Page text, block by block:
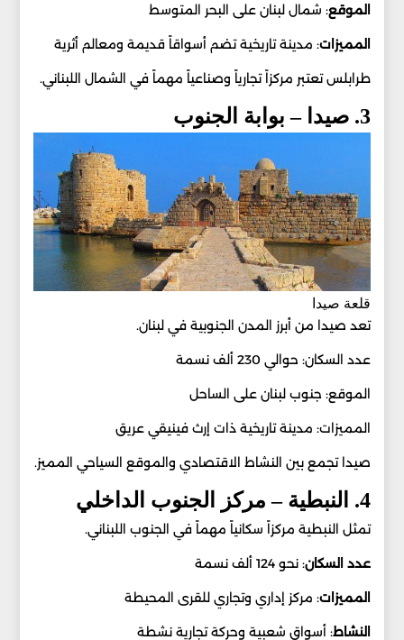
الموقع: شمال لبنان على البحر المتوسط
المميزات: مدينة تاريخية تضم أسواقاً قديمة ومعالم أثرية
طرابلس تعتبر مركزاً تجارياً وصناعياً مهماً في الشمال اللبناني.
3. صيدا – بوابة الجنوب
قلعة صيدا
تعد صيدا من أبرز المدن الجنوبية في لبنان.
عدد السكان: حوالي 230 ألف نسمة
الموقع: جنوب لبنان على الساحل
المميزات: مدينة تاريخية ذات إرث فينيقي عريق
صيدا تجمع بين النشاط الاقتصادي والموقع السياحي المميز.
4. النبطية – مركز الجنوب الداخلي
تمثل النبطية مركزاً سكانياً مهماً في الجنوب اللبناني.
عدد السكان: نحو 124 ألف نسمة
المميزات: مركز إداري وتجاري للقرى المحيطة
النشاط: أسواق شعبية وحركة تجارية نشطة